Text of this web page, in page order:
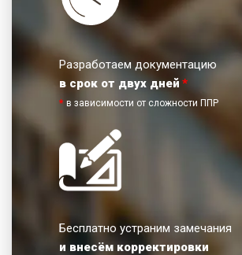
Разработаем документацию
в срок от двух дней *
* в зависимости от сложности ППР
Бесплатно устраним замечания
и внесём корректировки